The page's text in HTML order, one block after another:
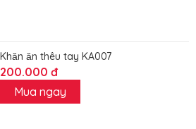
Khăn ăn thêu tay KA007
200.000 đ
Mua ngay